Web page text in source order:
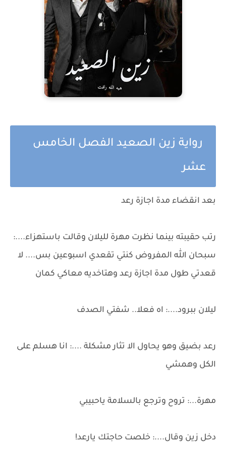
رواية زين الصعيد الفصل الخامس
عشر
بعد انقضاء مدة اجازة رعد
رتب حقيبته بينما نظرت مهرة لليلان وقالت باستهزاء....:
سبحان الله المفروض كنتي تقعدي اسبوعين بس.... لا
قعدتي طول مدة اجازة رعد وهتاخديه معاكي كمان
ليلان ببرود....: اه فعلا.. شفتي الصدف
رعد بضيق وهو يحاول الا تثار مشكلة ....: انا هسلم على
الكل وهمشي
مهرة...: تروح وترجع بالسلامة ياحبيبي
دخل زين وقال....: خلصت حاجتك يارعد!